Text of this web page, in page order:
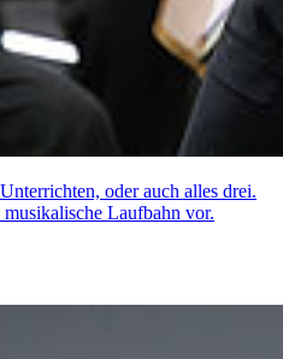
oder auch alles drei.
Laufbahn vor.